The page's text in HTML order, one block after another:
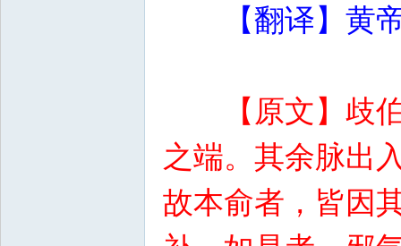
【翻译】黄
【原文】歧
之端。其余脉出
故本俞者，皆因